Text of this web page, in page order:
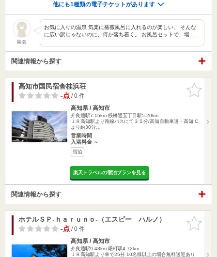
他にも1種類の電子チケットがあります
匿名
お気に入りの温泉 気楽に薔薇風呂に入れるのが楽しい。 そんな
に広い訳じゃないのに、何か落ち着く。 お風呂セットで、場…
関連情報から探す
お気に入
りに追加
高知市国民宿舎桂浜荘
-点/ 0 件
高知県 / 高知市
介良通駅7.15km 桟橋通五丁目駅5.20km
ＪＲ高知駅より路線バスにて３５分/高知自動車道・高知IC
より約30分…
営業時間
入浴料金 ～
宿泊
楽天トラベルの宿泊プランを見る
関連情報から探す
お気に入
りに追加
ホテルＳＰ‐ｈａｒｕｎｏ‐（エスピー ハルノ）
-点/ 0 件
高知県 / 高知市
介良通駅9.43km 曙町駅4.72km
ＪＲ高知駅より車で25分 10名様以上の場合無料送迎あり